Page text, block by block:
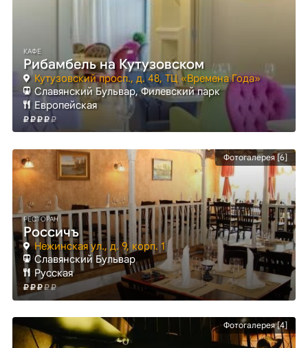
КАФЕ
Рибамбель на Кутузовском
Кутузовский просп., д. 48, ТЦ «Времена Года»
Славянский Бульвар, Филевский парк
Европейская
Фотогалерея [6]
РЕСТОРАН
Россичъ
Нежинская ул., д. 9, корп. 1
Славянский Бульвар
Русская
Фотогалерея [4]